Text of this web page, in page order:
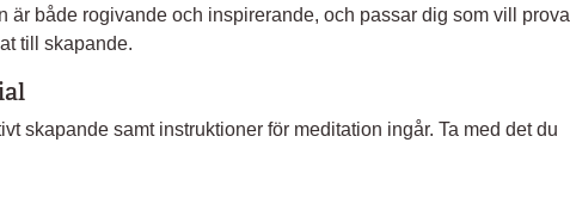
är både rogivande och inspirerande, och passar dig som vill prova
till skapande.
skapande samt instruktioner för meditation ingår. Ta med det du